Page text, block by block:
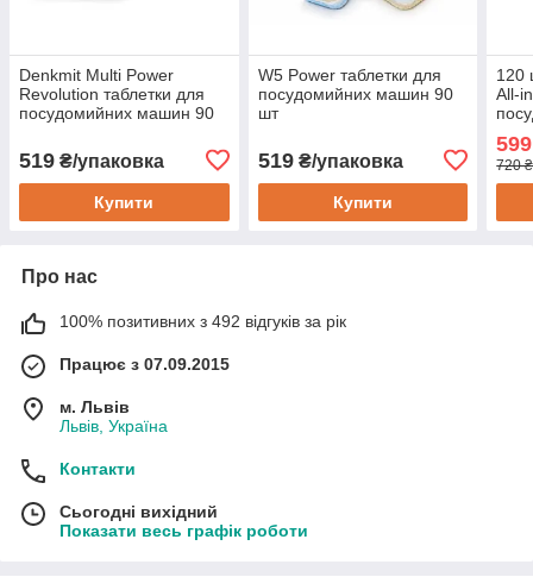
Denkmit Multi Power
Revolution таблетки для
посудомийних машин 90
519 ₴/упаковка
Купити
W5 Power таблетки для
посудомийних машин 90
шт
519₴/упаковка
Купити
120
All-
599
720
Про нас
100% позитивних з 492 відгуків за рік
Працює з 07.09.2015
м. Львів
Львів, Україна
Контакти
Сьогодні вихідний
Показати весь графік роботи